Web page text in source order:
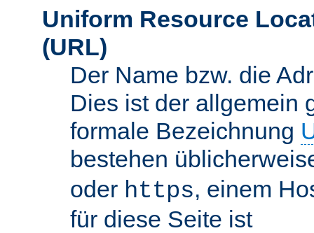
Uniform Resource
(URL)
Der Name bzw. die
Dies ist der allgemein
formale Bezeichnung
bestehen
oder https, einem
für diese Seite ist